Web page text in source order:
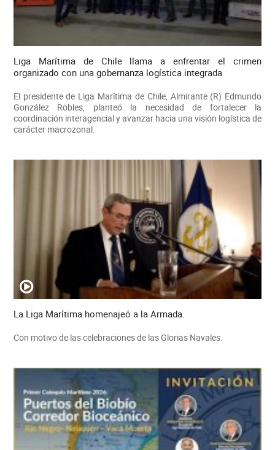
Liga Marítima de Chile llama a enfrentar el crimen
organizado con una gobernanza logística integrada
El presidente de Liga Marítima de Chile, Almirante (R) Edmundo
González Robles, planteó la necesidad de fortalecer la
coordinación interagencial y avanzar hacia una visión logística de
carácter macrozonal.
La Liga Marítima homenajeó a la Armada.
Con motivo de las celebraciones de las Glorias Navales.